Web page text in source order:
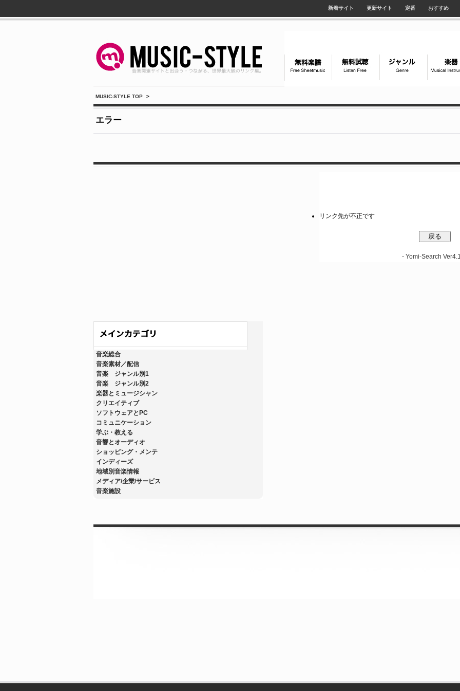
新着サイト 更新サイト 定番 おすすめ
MUSIC-STYLE TOP >
エラー
音楽総合
音楽素材／配信
音楽 ジャンル別1
音楽 ジャンル別2
楽器とミュージシャン
クリエイティブ
ソフトウェアとPC
コミュニケーション
学ぶ・教える
音響とオーディオ
ショッピング・メンテ
インディーズ
地域別音楽情報
メディア/企業/サービス
音楽施設
リンク先が不正です
- Yomi-Search